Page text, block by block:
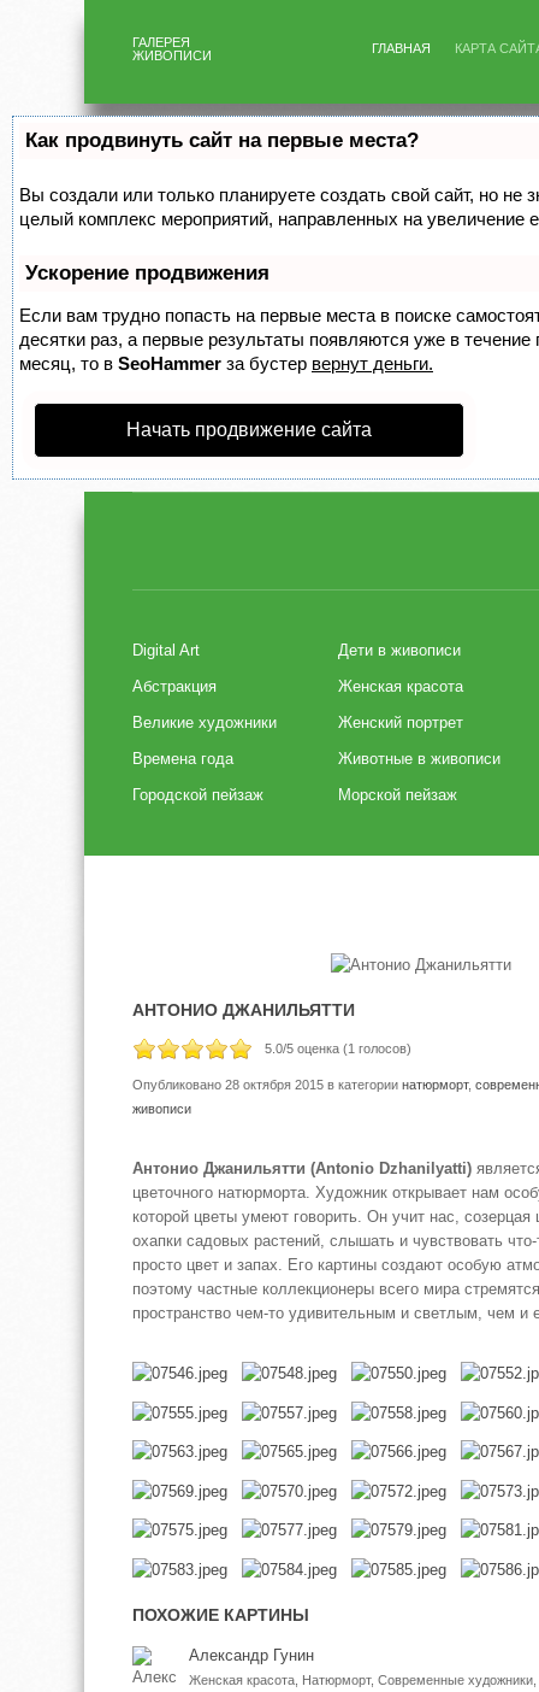
ГАЛЕРЕЯ
ЖИВОПИСИ
ГЛАВНАЯ КАРТА
Как продвинуть сайт на первые места?
Вы создали или только планируете создать свой сайт, но не
целый комплекс мероприятий, направленных на увеличение
Ускорение продвижения
Если вам трудно попасть на первые места в поиске
десятки раз, а первые результаты появляются уже в
месяц, то в SeoHammer за бустер вернут деньги.
Начать продвижение сайта
Digital Art
Абстракция
Великие художники
Времена года
Городской пейзаж
Дети в живописи
Женская красота
Женский портрет
Животные в живописи
Морской пейзаж
АНТОНИО ДЖАНИЛЬЯТТИ
5.0/5 оценка (1 голосов)
Опубликовано 28 октября 2015 в категории натюрморт,
живописи
Антонио Джанильятти (Antonio Dzhanilyatti)
цветочного натюрморта. Художник открывает нам
которой цветы умеют говорить. Он учит нас, созерцая
охапки садовых растений, слышать и чувствовать
просто цвет и запах. Его картины создают особую
поэтому частные коллекционеры всего мира
пространство чем-то удивительным и светлым, чем и
ПОХОЖИЕ КАРТИНЫ
Александр Гунин
Женская красота, Натюрморт, Современные